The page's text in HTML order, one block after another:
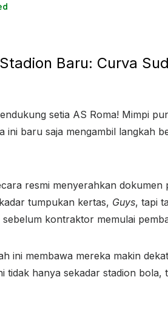
Baru: Curva
setia AS Roma! Mimpi
baru saja mengambil langkah
resmi menyerahkan
tumpukan kertas, Guys, tapi
kontraktor memulai
ini membawa mereka makin
hanya sekadar stadion bola,